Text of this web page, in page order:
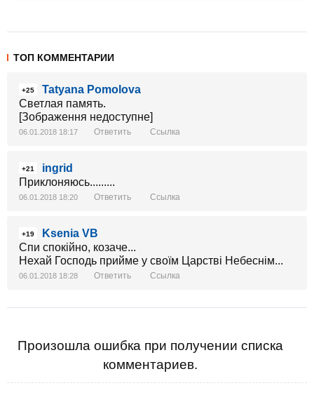
ТОП КОММЕНТАРИИ
+25
Tatyana Pomolova
Светлая память.
[Зображення недоступне]
06.01.2018 18:17 Ответить Ссылка
+21
ingrid
Приклоняюсь.........
06.01.2018 18:20 Ответить Ссылка
+19
Ksenia VB
Спи спокійно, козаче...
Нехай Господь прийме у своїм Царстві Небеснім...
06.01.2018 18:28 Ответить Ссылка
Произошла ошибка при получении списка
комментариев.